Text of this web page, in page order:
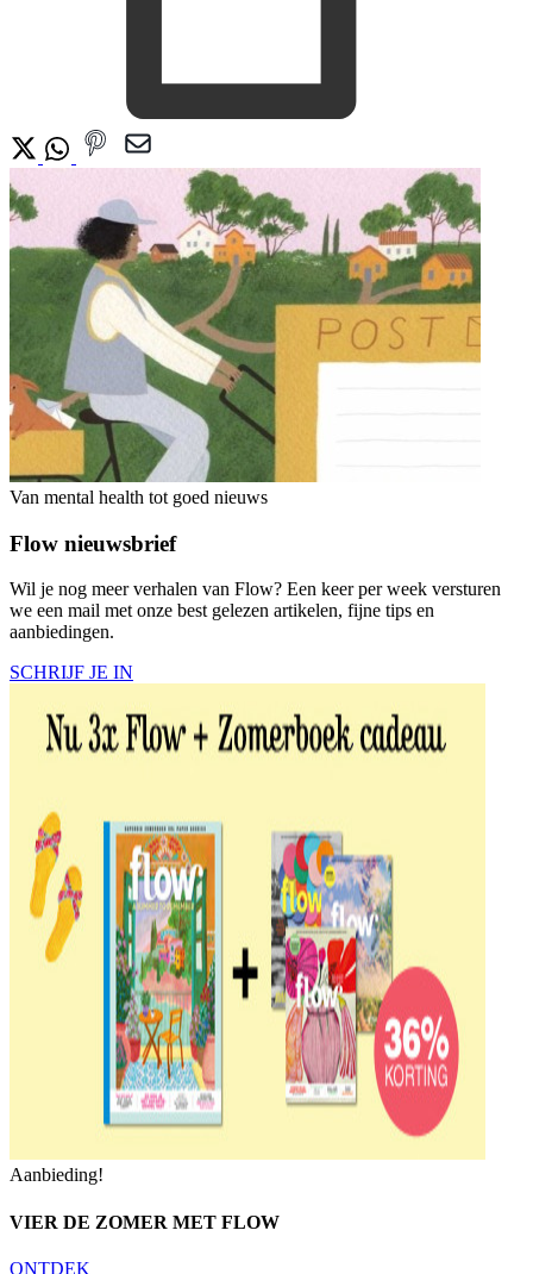
Van mental health tot goed nieuws
Flow nieuwsbrief
Wil je nog meer verhalen van Flow? Een keer per week versturen
we een mail met onze best gelezen artikelen, fijne tips en
aanbiedingen.
SCHRIJF JE IN
Aanbieding!
VIER DE ZOMER MET FLOW
ONTDEK